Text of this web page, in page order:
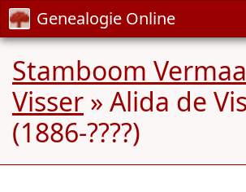
Genealogie Online
Stamboom
Visser » Alida de
(1886-????)